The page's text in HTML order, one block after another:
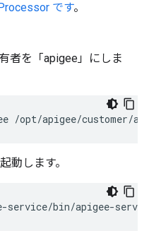
です。
者を「apigee」にしま
/opt/apigee/customer/
動します。
service/bin/apigee-